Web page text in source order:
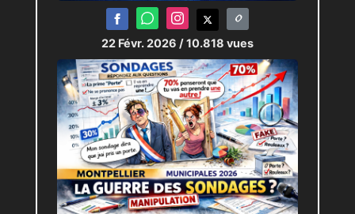
22 Févr. 2026 / 10.818 vues